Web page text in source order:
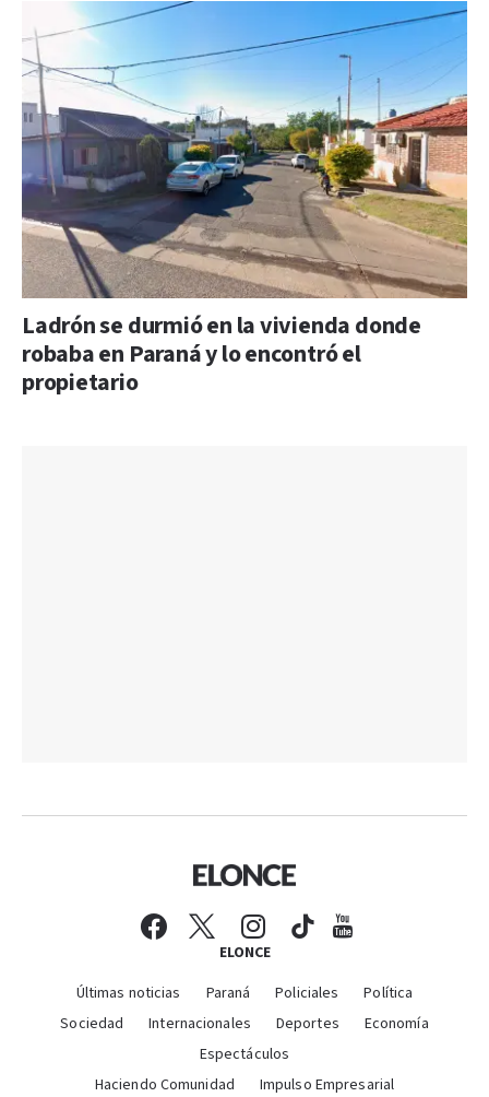
Ladrón se durmió en la vivienda donde
robaba en Paraná y lo encontró el
propietario
ELONCE
Últimas noticias Paraná Policiales
Política
Sociedad
Internacionales Deportes
Economía
Espectáculos
Haciendo Comunidad
Impulso Empresarial